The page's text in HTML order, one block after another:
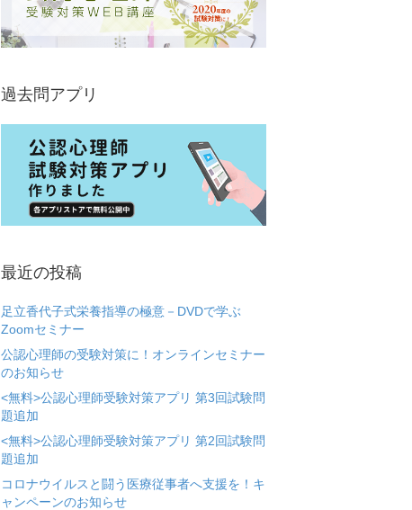
過去問アプリ
最近の投稿
足立香代子式栄養指導の極意－DVDで学ぶ
Zoomセミナー
公認心理師の受験対策に！オンラインセミナー
のお知らせ
<無料>公認心理師受験対策アプリ 第3回試験問
題追加
<無料>公認心理師受験対策アプリ 第2回試験問
題追加
コロナウイルスと闘う医療従事者へ支援を！キ
ャンペーンのお知らせ